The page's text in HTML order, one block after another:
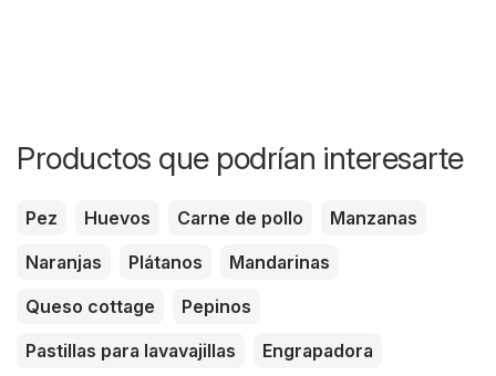
Productos que podrían interesarte
Pez Huevos Carne de pollo
Manzanas
Naranjas
Plátanos
Mandarinas
Queso cottage
Pepinos
Pastillas para lavavajillas
Engrapadora